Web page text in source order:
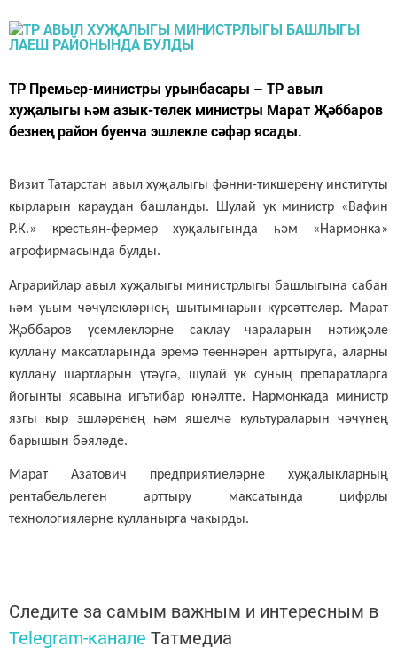
ТР Премьер-министры урынбасары – ТР авыл
хуҗалыгы һәм азык-төлек министры Марат Җәббаров
безнең район буенча эшлекле сәфәр ясады.
Визит Татарстан авыл хуҗалыгы фәнни-тикшеренү институты
кырларын караудан башланды. Шулай ук министр «Вафин
Р.К.» крестьян-фермер хуҗалыгында һәм «Нармонка»
агрофирмасында булды.
Аграрийлар авыл хуҗалыгы министрлыгы башлыгына сабан
һәм уьым чәчүлекләрнең шытымнарын күрсәттеләр. Марат
Җәббаров үсемлекләрне саклау чараларын нәтиҗәле
куллану максатларында эремә төеннәрен арттыруга, аларны
куллану шартларын үтәүгә, шулай ук суның препаратларга
йогынты ясавына игътибар юнәлтте. Нармонкада министр
язгы кыр эшләренең һәм яшелчә культураларын чәчүнең
барышын бәяләде.
Марат Азатович предприятиеләрне хуҗалыкларның
рентабельлеген арттыру максатында цифрлы
технологияләрне кулланырга чакырды.
Следите за самым важным и интересным в
Telegram-канале Татмедиа